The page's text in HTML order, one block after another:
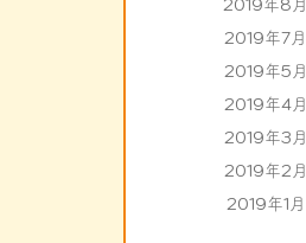
2019年8月
2019年7月
2019年5月
2019年4月
2019年3月
2019年2月
2019年1月